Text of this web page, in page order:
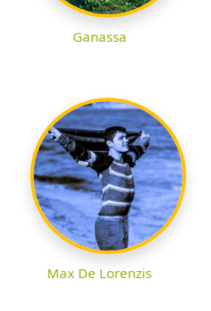
Ganassa
Max De Lorenzis